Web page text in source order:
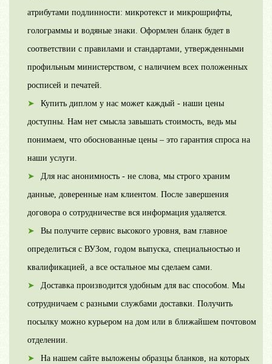
атрибутами подлинности: микротекст и микрошрифты,
голограммы и водяные знаки. Оформлен бланк будет в
соответствии с правилами и стандартами, утвержденными
профильным министерством, с наличием всех положенных
росписей и печатей.
Купить диплом у нас может каждый - наши цены
доступны. Нам нет смысла завышать стоимость, ведь мы
понимаем, что обоснованные цены – это гарантия спроса на
наши услуги.
Для нас анонимность - не слова, мы строго храним
данные, доверенные нам клиентом. После завершения
договора о сотрудничестве вся информация удаляется.
Вы получите сервис высокого уровня, вам главное
определиться с ВУЗом, годом выпуска, специальностью и
квалификацией, а все остальное мы сделаем сами.
Доставка производится удобным для вас способом. Мы
сотрудничаем с разными службами доставки. Получить
посылку можно курьером на дом или в ближайшем почтовом
отделении.
На нашем сайте выложены образцы бланков, на которых